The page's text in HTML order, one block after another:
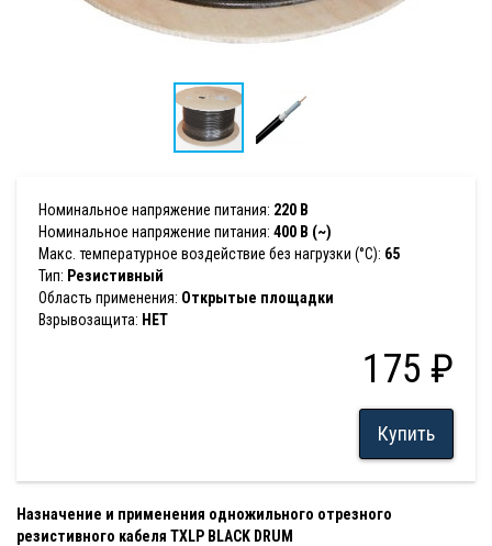
Номинальное напряжение питания: 220 В
Номинальное напряжение питания: 400 В (~)
Макс. температурное воздействие без нагрузки (°С): 65
Тип: Резистивный
Область применения: Открытые площадки
Взрывозащита: НЕТ
175 ₽
Купить
Назначение и применения одножильного отрезного
резистивного кабеля TXLP BLACK DRUM